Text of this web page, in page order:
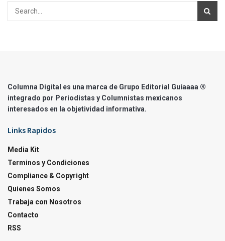
Columna Digital es una marca de Grupo Editorial Guíaaaa ®
integrado por Periodistas y Columnistas mexicanos
interesados en la objetividad informativa.
Links Rapidos
Media Kit
Terminos y Condiciones
Compliance & Copyright
Quienes Somos
Trabaja con Nosotros
Contacto
RSS